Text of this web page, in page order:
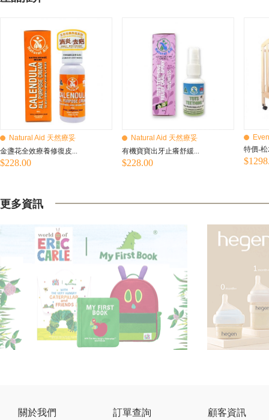
Natural Aid 天然療妥
金盞花全效療養修復皮...
$228.00
Natural Aid 天然療妥
有機寶寶出牙止癢舒緩...
$228.00
特價-
更多資訊
關於我們 訂單查詢 顧客資訊